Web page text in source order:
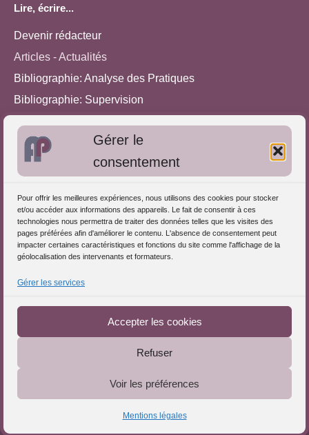
Gérer le
consentement
Pour offrir les meilleures expériences, nous utilisons des cookies pour stocker
et/ou accéder aux informations des appareils. Le fait de consentir à ces
technologies nous permettra de traiter des données telles que les visites des
pages préférées afin d'améliorer le contenu. L'absence de consentement peut
impacter certaines caractéristiques et fonctions du site comme l'affichage de la
géolocalisation des intervenants et formateurs.
Gérer les services
Accepter les cookies
Refuser
Voir les préférences
Mentions légales
Lire, écrire...
Devenir rédacteur
Articles - Actualités
Bibliographie: Analyse des Pratiques
Bibliographie: Supervision
Approches de l'Analyse des pratiques
S'inscrire dans l'Annuaire
Publiez vos formations
Charte déontologique
Le Portail de l'Analyse des Pratiques © 2025 - Tous droits
Téléchargez le Guide